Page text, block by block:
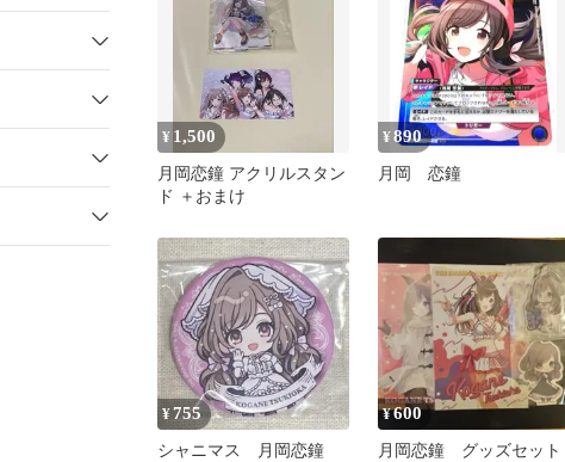
¥ 1,500
月岡恋鐘 アクリルスタン
ド ＋おまけ
¥890
月岡 恋鐘
¥755
シャニマス 月岡恋鐘
¥600
月岡恋鐘 グッズセット